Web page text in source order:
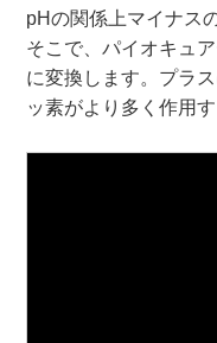
pHの関係上マイナス
そこで、パイオキュ
に変換します。プラ
ッ素がより多く作用